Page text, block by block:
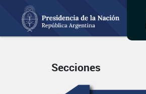
Secciones